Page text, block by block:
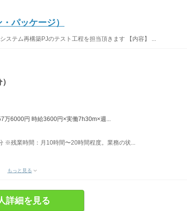
パッケージ）
テム再構築PJのテスト工程を担当頂きます 【内容】 ...
6000円 時給3600円×実働7h30m×週...
残業時間：月10時間〜20時間程度。業務の状...
もっと見る
詳細を見る